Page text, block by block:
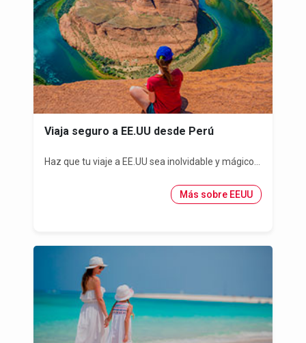
Viaja seguro a EE.UU desde Perú
Haz que tu viaje a EE.UU sea inolvidable y mágico...
Más sobre EEUU